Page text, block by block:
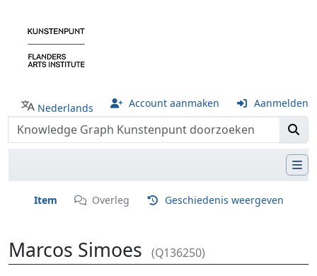
Nederlands Account aanmaken Aanmelden
Item Overleg Geschiedenis weergeven
Marcos Simoes (Q136250)